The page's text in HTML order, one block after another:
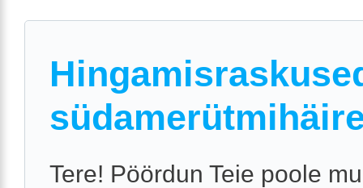
Tere! Pöördun Teie poole